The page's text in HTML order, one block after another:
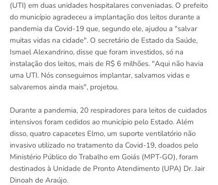
(UTI) em duas unidades hospitalares conveniadas. O prefeito
do município agradeceu a implantação dos leitos durante a
pandemia da Covid-19 que, segundo ele, ajudou a "salvar
muitas vidas na cidade". O secretário de Estado da Saúde,
Ismael Alexandrino, disse que foram investidos, só na
instalação dos leitos, mais de R$ 6 milhões. "Aqui não havia
uma UTI. Nós conseguimos implantar, salvamos vidas e
salvaremos ainda mais", projetou.
Durante a pandemia, 20 respiradores para leitos de cuidados
intensivos foram cedidos ao município pelo Estado. Além
disso, quatro capacetes Elmo, um suporte ventilatório não
invasivo utilizado no tratamento da Covid-19, doados pelo
Ministério Público do Trabalho em Goiás (MPT-GO), foram
destinados à Unidade de Pronto Atendimento (UPA) Dr. Jair
Dinoah de Araújo.